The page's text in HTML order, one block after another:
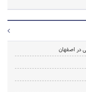
در اصفهان